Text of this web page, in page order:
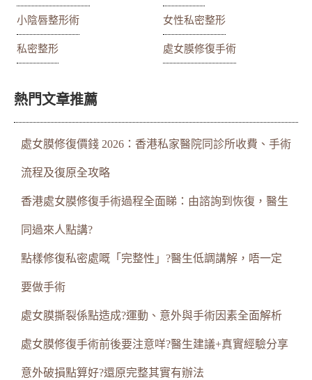
小陰唇整形術 女性私密整形
私密整形 處女膜修復手術
熱門文章推薦
處女膜修復價錢 2026：香港私家醫院同診所收費、手術
流程及復原全攻略
香港處女膜修復手術過程全面睇：由諮詢到恢復，醫生
同過來人點講?
點樣修復私密處嘅「完整性」?醫生低調講解，唔一定
要做手術
處女膜撕裂係點造成?運動、意外與手術因素全面解析
處女膜修復手術前後要注意咩?醫生建議+真實經驗分享
意外破損點算好?還原完整其實有辦法